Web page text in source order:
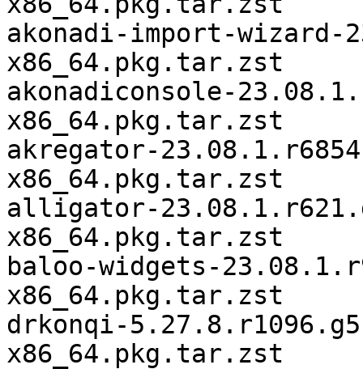
akonadi-import-wizard-
x86_64.pkg.tar.zst
akonadiconsole-
x86_64.pkg.tar.zst
akregator-
x86_64.pkg.tar.zst
alligator-
x86_64.pkg.tar.zst
baloo-widgets-
x86_64.pkg.tar.zst
drkonqi-
x86_64.pkg.tar.zst